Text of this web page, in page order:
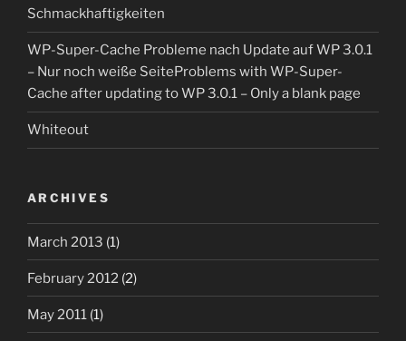
Schmackhaftigkeiten
WP-Super-Cache Probleme nach Update auf WP 3.0.1
– Nur noch weiße SeiteProblems with WP-Super-
Cache after updating to WP 3.0.1 – Only a blank page
Whiteout
ARCHIVES
March 2013 (1)
February 2012 (2)
May 2011 (1)